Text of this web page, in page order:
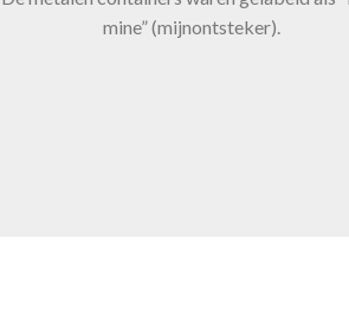
mine” (mijnontsteker).